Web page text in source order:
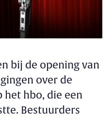
bij de opening van
over de
hbo, die een
Bestuurders